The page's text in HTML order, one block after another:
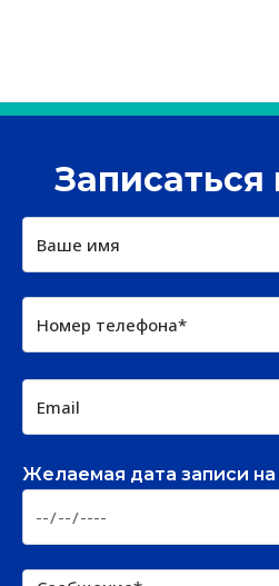
Желаемая дата записи